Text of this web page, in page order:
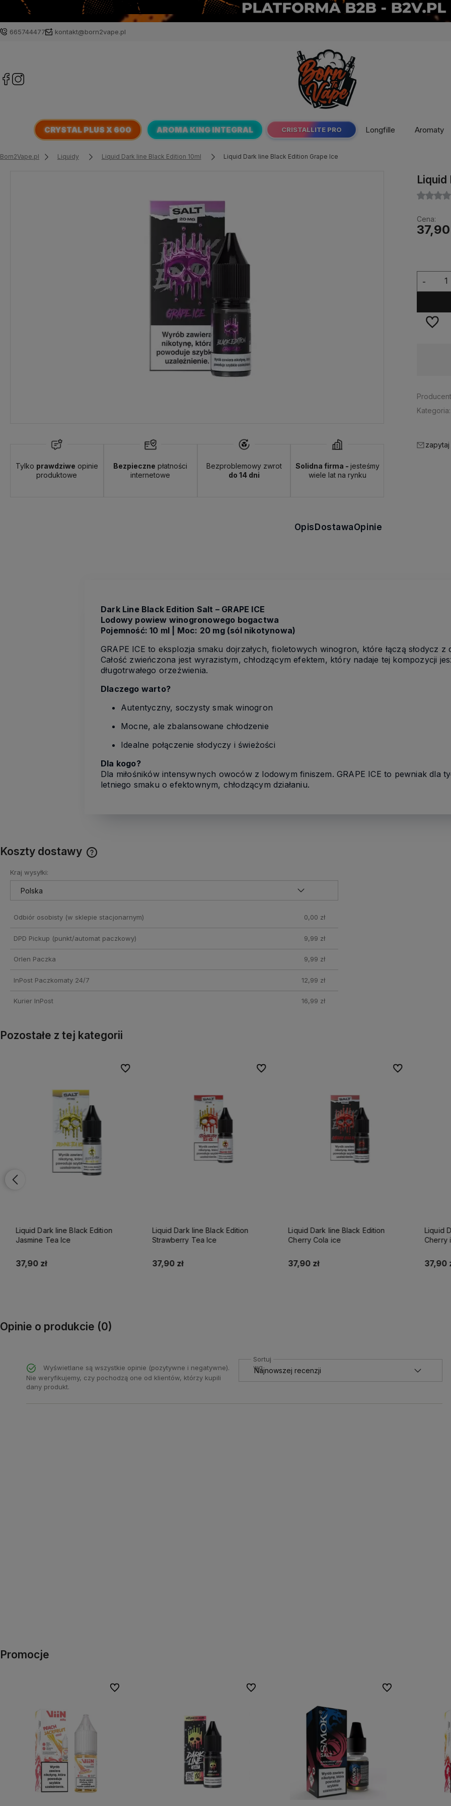
665744477 kontakt@born2vape.pl
CRYSTAL PLUS X 600 AROMA KING INTEGRAL CRISTALLITE PRO Longfille Aromaty
Born2Vape.pl Liquidy Liquid Dark line Black Edition 10ml Liquid Dark line Black Edition Grape Ice
Tylko prawdziwe opinie
produktowe
Bezpieczne płatności
internetowe
Bezproblemowy zwrot
do 14 dni
Solidna firma - jesteśmy
wiele lat na rynku
Liquid
Cena:
37,90
-
Kategoria:
Opis DostawaOpinie
Dark Line Black Edition Salt – GRAPE ICE
Lodowy powiew winogronowego bogactwa
Pojemność: 10 ml | Moc: 20 mg (sól nikotynowa)
GRAPE ICE to eksplozja smaku dojrzałych, fioletowych winogron, które łączą słodycz z
Całość zwieńczona jest wyrazistym, chłodzącym efektem, który nadaje tej kompozycji
długotrwałego orzeźwienia.
Dlaczego warto?
Autentyczny, soczysty smak winogron
Mocne, ale zbalansowane chłodzenie
Idealne połączenie słodyczy i świeżości
Dla kogo?
Dla miłośników intensywnych owoców z lodowym finiszem. GRAPE ICE to pewniak dla
letniego smaku o efektownym, chłodzącym działaniu.
Koszty dostawy
Kraj wysyłki:
Odbiór osobisty(w sklepie stacjonarnym) 0,00 zł
DPD Pickup (punkt/automat paczkowy) 9,99 zł
Orlen Paczka 9,99 zł
InPost Paczkomaty 24/7 12,99 zł
Kurier InPost 16,99 zł
Pozostałe z tej kategorii
Liquid Dark line Black Edition
Jasmine Tea Ice
37,90 zł
Do ulubionych
Do ulubionych
Liquid Dark line Black Edition
Strawberry Tea Ice
37,90 zł
Do ulubionych
Do ulubionych
Liquid Dark line Black Edition
Cherry Cola ice
37,90 zł
Do ulubionych
Do ulubionych
Liquid
Cherry ice
37,90 zł
Opinie o produkcie (0)
Wyświetlane są wszystkie opinie (pozytywne i negatywne).
Nie weryfikujemy, czy pochodzą one od klientów, którzy kupili
dany produkt.
Sortuj
wg
Promocje
Do ulubionych Do ulubionych Do ulubionych